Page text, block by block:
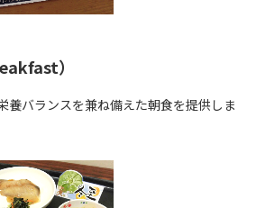
）
養バランスを兼ね備えた朝食を提供しま